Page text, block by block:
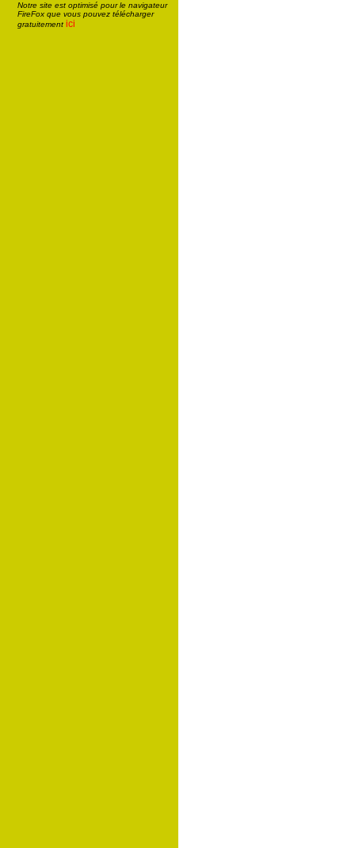
Notre site est optimisé pour le navigateur
FireFox que vous pouvez télécharger
gratuitement ici